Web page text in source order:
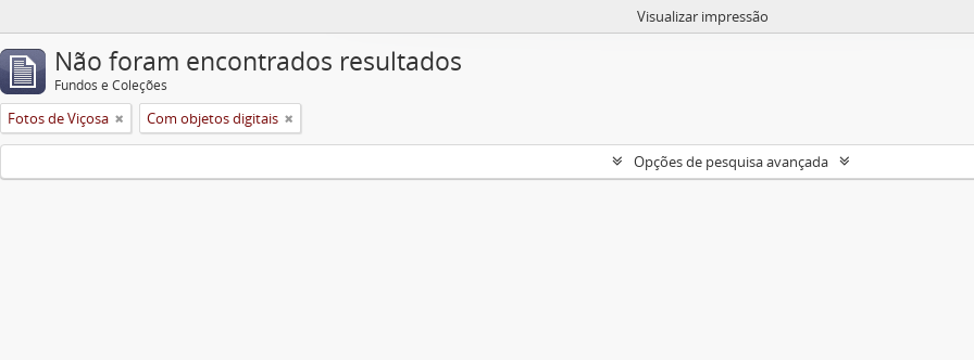
Visualizar impressão
Não foram encontrados resultados
Fundos e Coleções
Fotos de Viçosa Com objetos digitais
Opções de pesquisa avançada